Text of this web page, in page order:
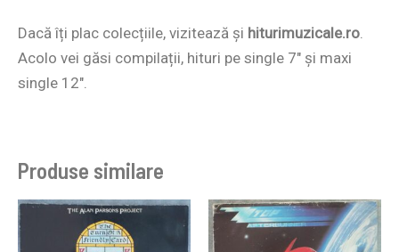
Dacă îți plac colecțiile, vizitează și hiturimuzicale.ro
Acolo vei găsi compilații, hituri pe single 7″ și maxi
single 12″.
Produse similare